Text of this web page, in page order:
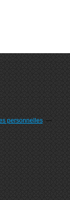
personnelles